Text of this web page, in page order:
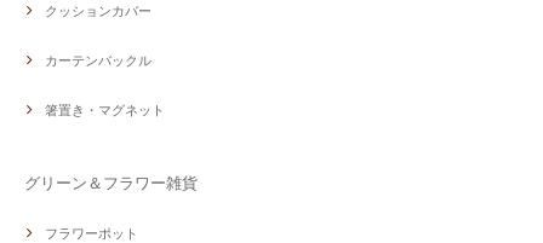
クッションカバー
カーテンバックル
箸置き・マグネット
グリーン＆フラワー雑貨
フラワーポット